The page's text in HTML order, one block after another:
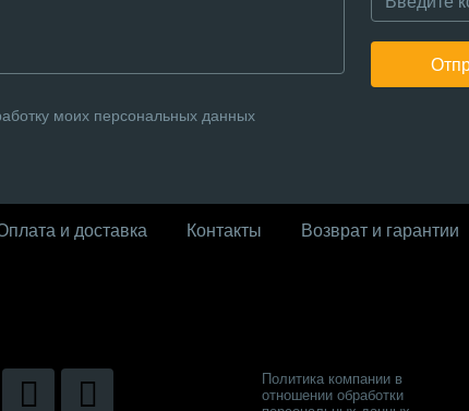
моих персональных данных
и доставка Контакты Возврат и гарантии
Политика компании в
отношении обработки